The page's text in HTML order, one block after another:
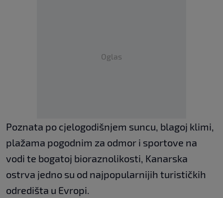
Oglas
Poznata po cjelogodišnjem suncu, blagoj klimi,
plažama pogodnim za odmor i sportove na
vodi te bogatoj bioraznolikosti, Kanarska
ostrva jedno su od najpopularnijih turističkih
odredišta u Evropi.